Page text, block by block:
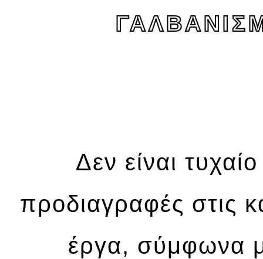
Δεν είναι
προδιαγραφές στις
έργα, σύμφωνα